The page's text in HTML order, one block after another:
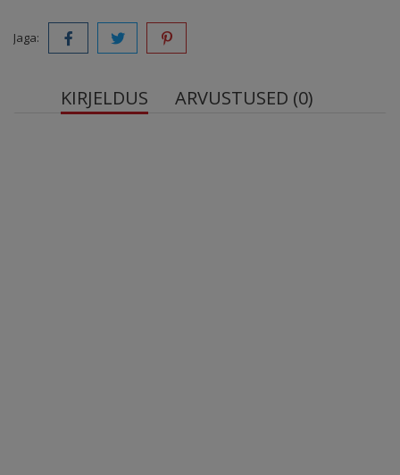
Jaga:
KIRJELDUS ARVUSTUSED (0)